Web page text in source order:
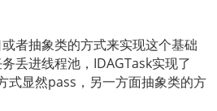
者抽象类的方式来实现这个基础
丢进线程池，IDAGTask实现了
式显然pass，另一方面抽象类的方